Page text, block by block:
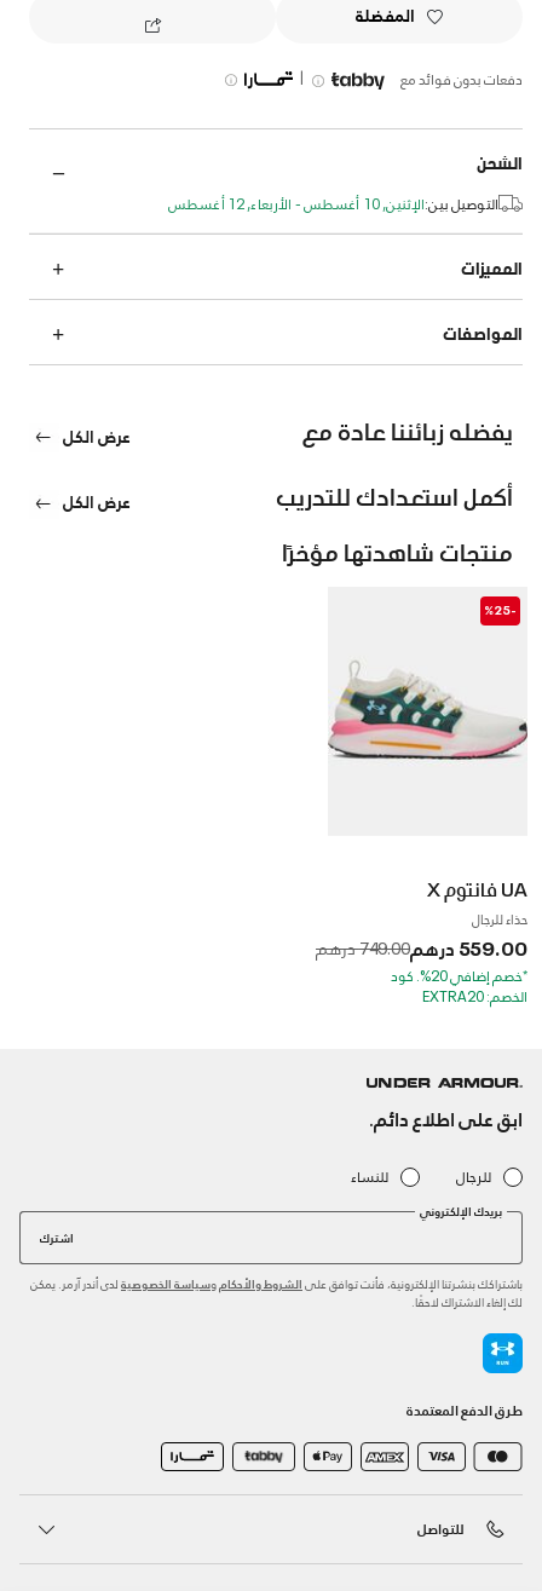
المفضلة
دفعات بدون فوائد مع |
الشحن
التوصيل بين:الإثنين, 10 أغسطس - الأربعاء, 12 أغسطس
المميزات
المواصفات
يفضله زبائننا عادة مع عرض الكل
أكمل استعدادك للتدريب عرض الكل
منتجات شاهدتها مؤخرًا
-%25
UA فانتوم X
حذاء للرجال
559.00 درهم Price reduced from
749.00 درهم to
*خصم إضافي 20%. كود
الخصم: EXTRA20
ابق على اطلاع دائم.
للرجال للنساء
بريدك الإلكتروني
اشترك
باشتراكك بنشرتنا الإلكترونية، فأنت توافق على الشروط والأحكام وسياسة الخصوصية لدى أندر آرمر. يمكن
لك إلغاء الاشتراك لاحقًا.
طرق الدفع المعتمدة
للتواصل